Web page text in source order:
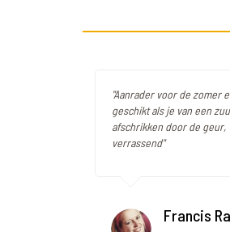
"Aanrader voor de zomer
geschikt als je van een
afschrikken door de geur,
verrassend"
Francis